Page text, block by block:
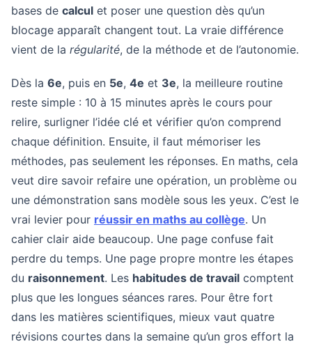
bases de calcul et poser une question dès qu’un
blocage apparaît changent tout. La vraie différence
vient de la régularité, de la méthode et de l’autonomie.
Dès la 6e, puis en 5e, 4e et 3e, la meilleure routine
reste simple : 10 à 15 minutes après le cours pour
relire, surligner l’idée clé et vérifier qu’on comprend
chaque définition. Ensuite, il faut mémoriser les
méthodes, pas seulement les réponses. En maths, cela
veut dire savoir refaire une opération, un problème ou
une démonstration sans modèle sous les yeux. C’est le
vrai levier pour réussir en maths au collège. Un
cahier clair aide beaucoup. Une page confuse fait
perdre du temps. Une page propre montre les étapes
du raisonnement. Les habitudes de travail comptent
plus que les longues séances rares. Pour être fort
dans les matières scientifiques, mieux vaut quatre
révisions courtes dans la semaine qu’un gros effort la